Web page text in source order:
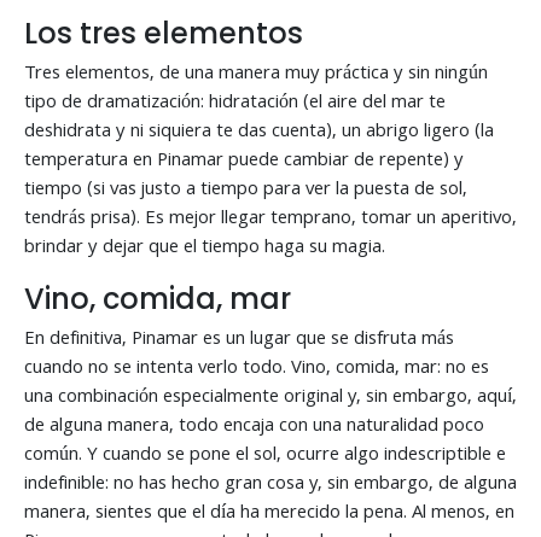
Los tres elementos
Tres elementos, de una manera muy práctica y sin ningún
tipo de dramatización: hidratación (el aire del mar te
deshidrata y ni siquiera te das cuenta), un abrigo ligero (la
temperatura en Pinamar puede cambiar de repente) y
tiempo (si vas justo a tiempo para ver la puesta de sol,
tendrás prisa). Es mejor llegar temprano, tomar un aperitivo,
brindar y dejar que el tiempo haga su magia.
Vino, comida, mar
En definitiva, Pinamar es un lugar que se disfruta más
cuando no se intenta verlo todo. Vino, comida, mar: no es
una combinación especialmente original y, sin embargo, aquí,
de alguna manera, todo encaja con una naturalidad poco
común. Y cuando se pone el sol, ocurre algo indescriptible e
indefinible: no has hecho gran cosa y, sin embargo, de alguna
manera, sientes que el día ha merecido la pena. Al menos, en